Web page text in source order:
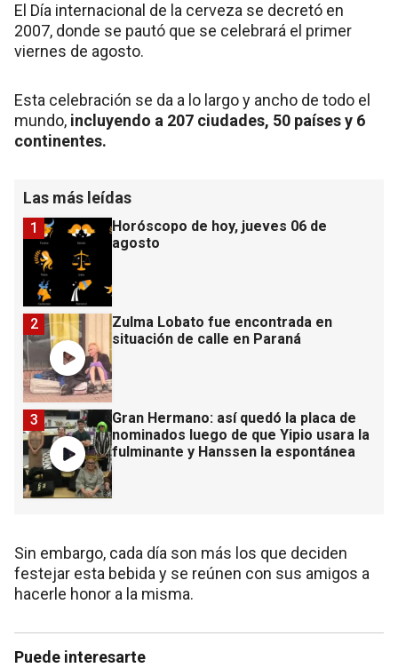
El Día internacional de la cerveza se decretó en
2007, donde se pautó que se celebrará el primer
viernes de agosto.
Esta celebración se da a lo largo y ancho de todo el
mundo, incluyendo a 207 ciudades, 50 países y 6
continentes.
Las más leídas
Horóscopo de hoy, jueves 06 de
agosto
1
Zulma Lobato fue encontrada en
situación de calle en Paraná
2
Gran Hermano: así quedó la placa de
nominados luego de que Yipio usara la
fulminante y Hanssen la espontánea
3
Sin embargo, cada día son más los que deciden
festejar esta bebida y se reúnen con sus amigos a
hacerle honor a la misma.
Puede interesarte